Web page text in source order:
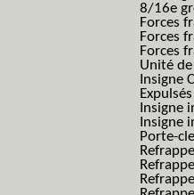
8/16e
Forces
Forces
Forces
Unité
Insigne
Insigne
Insigne
Porte-